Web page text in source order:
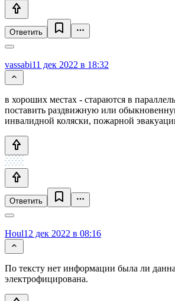
Ответить
vassabi11 дек 2022 в 18:32
в хороших местах - стараются в
поставить раздвижную или
инвалидной коляски, пожарной
Ответить
Houl12 дек 2022 в 08:16
По тексту нет информации была ли
электрофицирована.